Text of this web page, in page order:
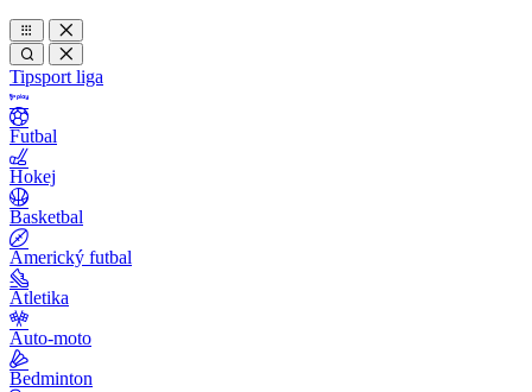
Tipsport liga
Futbal
Hokej
Basketbal
Americký futbal
Atletika
Auto-moto
Bedminton